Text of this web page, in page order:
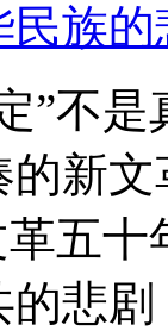
民族的
”不
新
五
悲